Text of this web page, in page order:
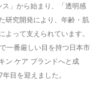
」から始まり、「透明感
研究開発により、年齢・肌
よって支えられています。
一番厳しい目を持つ日本市
ン ケア ブランドへと成
目を迎えました。